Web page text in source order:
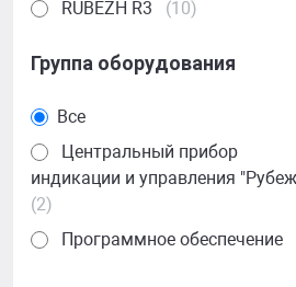
RUBEZH R3
(10)
Группа оборудования
Все
Центральный прибор
индикации и управления
(2)
Программное обеспечение